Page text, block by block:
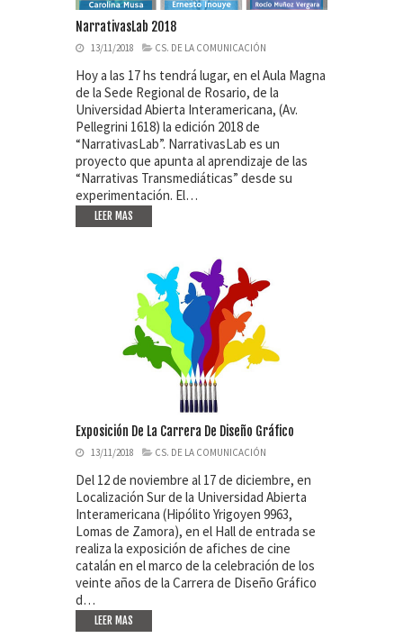
NarrativasLab 2018
13/11/2018 CS. DE LA COMUNICACIÓN
Hoy a las 17 hs tendrá lugar, en el Aula Magna
de la Sede Regional de Rosario, de la
Universidad Abierta Interamericana, (Av.
Pellegrini 1618) la edición 2018 de
“NarrativasLab”. NarrativasLab es un
proyecto que apunta al aprendizaje de las
“Narrativas Transmediáticas” desde su
experimentación. El…
LEER MAS
Exposición De La Carrera De Diseño Gráfico
13/11/2018 CS. DE LA COMUNICACIÓN
Del 12 de noviembre al 17 de diciembre, en
Localización Sur de la Universidad Abierta
Interamericana (Hipólito Yrigoyen 9963,
Lomas de Zamora), en el Hall de entrada se
realiza la exposición de afiches de cine
catalán en el marco de la celebración de los
veinte años de la Carrera de Diseño Gráfico
d…
LEER MAS